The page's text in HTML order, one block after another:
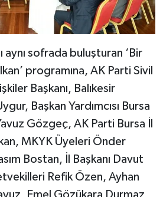
aynı sofrada buluşturan ‘Bir
programına, AK Parti Sivil
Başkanı, Balıkesir
Başkan Yardımcısı Bursa
Gözgeç, AK Parti Bursa İl
MKYK Üyeleri Önder
Bostan, İl Başkanı Davut
Refik Özen, Ayhan
Emel Gözükara Durmaz,